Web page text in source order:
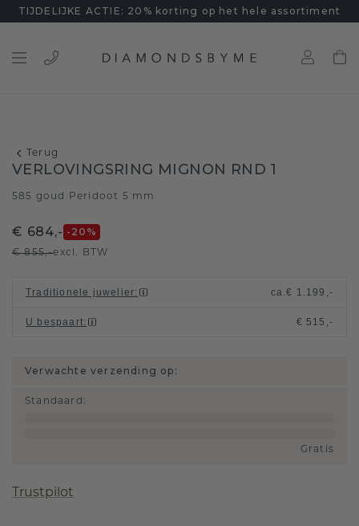
TIJDELIJKE ACTIE: 20% korting op het hele assortiment
Terug
VERLOVINGSRING MIGNON RND 1
585 goud Peridoot 5 mm
€ 684,- -20 %
€ 855,-excl. BTW
Traditionele juwelier: ca.€ 1.199,-
U bespaart: € 515,-
Verwachte verzending op:
Standaard :
Gratis
Trustpilot